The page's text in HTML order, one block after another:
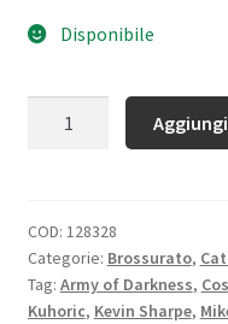
Disponibile
COD: 128328
Categorie: Brossurato,
Tag: Army of Darkness,
Kuhoric, Kevin Sharpe,